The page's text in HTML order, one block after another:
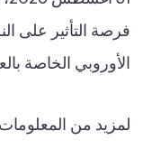
فرصة التأثير على
الأوروبي الخاصة
لمزيد من المعلومات